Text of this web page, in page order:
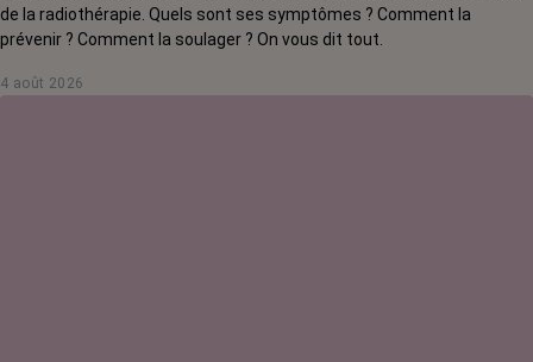
de la radiothérapie. Quels sont ses symptômes ? Comment la
prévenir ? Comment la soulager ? On vous dit tout.
4 août 2026